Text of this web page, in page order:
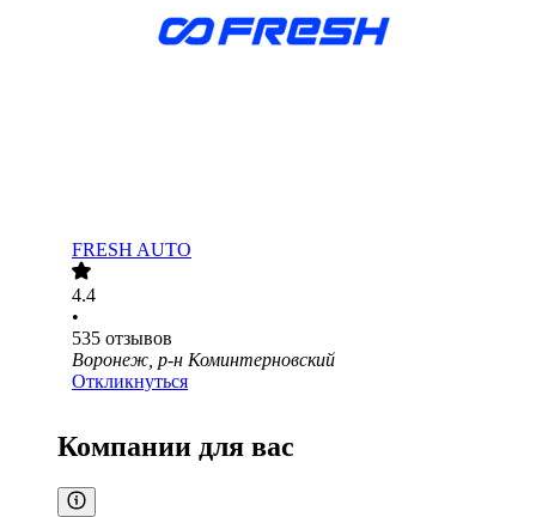
FRESH AUTO
4.4
•
535 отзывов
Воронеж, р-н Коминтерновский
Откликнуться
Компании для вас